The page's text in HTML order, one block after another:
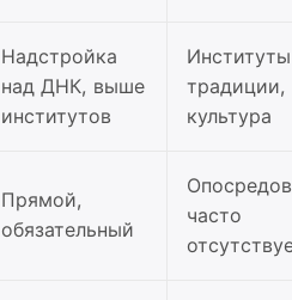
Надстройка
над ДНК, выше
институтов
традиции,
культура
Прямой,
обязательный
часто